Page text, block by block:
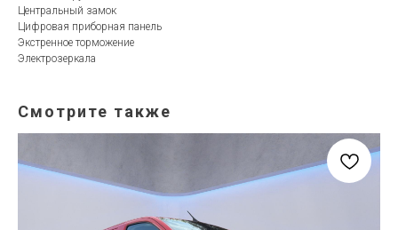
Центральный замок
Цифровая приборная панель
Экстренное торможение
Электрозеркала
Смотрите также